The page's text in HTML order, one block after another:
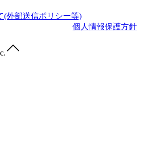
(外部送信ポリシー等)
個人情報保護方針